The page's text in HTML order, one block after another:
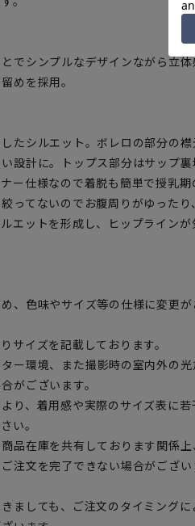
でシンプルなデザインながら立
めを採用。
たシルエット。ボレロの部分の
設計に。トップス部分はサップ
ー仕様なので着脱も簡単で授乳期
ってないのでお腹周りがゆった
エットを形成し、ヒップライン
、色味やサイズ等の仕様に変更が
サイズを記載しております。
ー環境、また撮影時の室内外の光
がございます。
り、着用感や実際のサイズ表に
い。
品在庫を共有しております関係上
注文を完了できない場合がござ
ましても、ご注文のタイミングに